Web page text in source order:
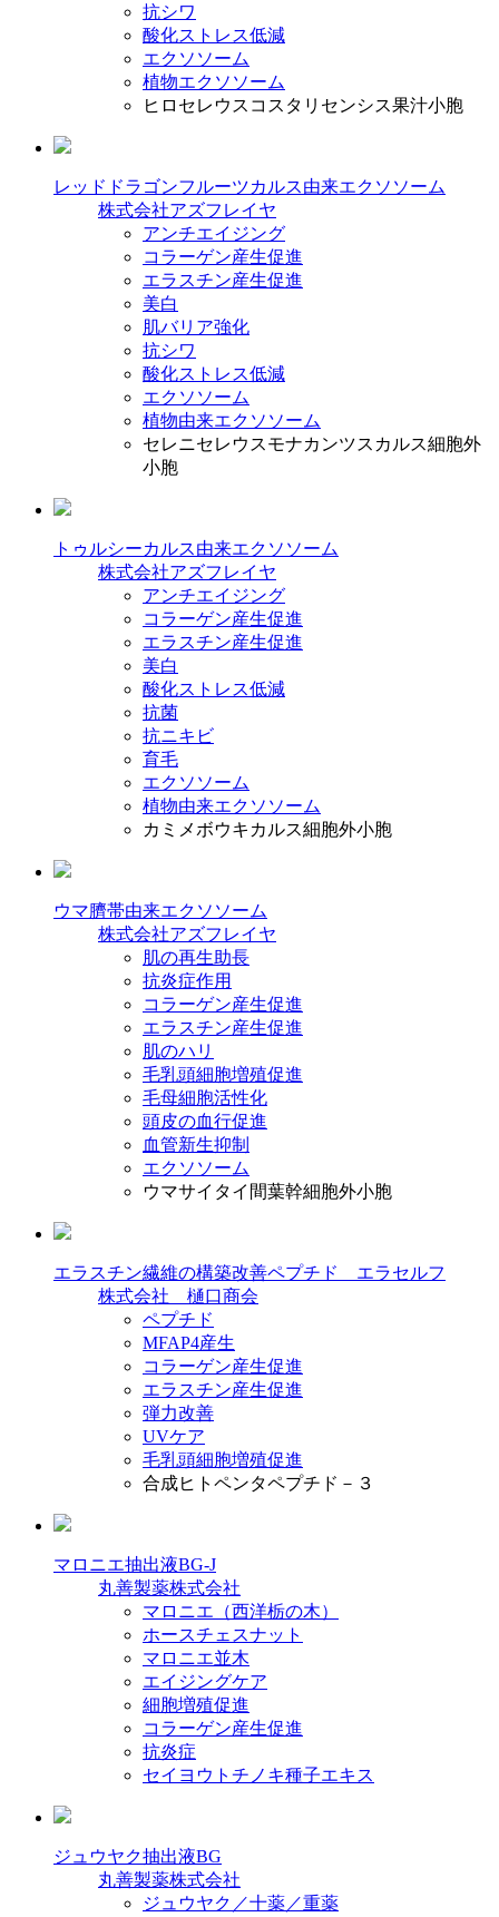
抗シワ
酸化ストレス低減
エクソソーム
植物エクソソーム
ヒロセレウスコスタリセンシス果汁小胞
レッドドラゴンフルーツカルス由来エクソソーム
株式会社アズフレイヤ
アンチエイジング
コラーゲン産生促進
エラスチン産生促進
美白
肌バリア強化
抗シワ
酸化ストレス低減
エクソソーム
植物由来エクソソーム
セレニセレウスモナカンツスカルス細胞外
小胞
トゥルシーカルス由来エクソソーム
株式会社アズフレイヤ
アンチエイジング
コラーゲン産生促進
エラスチン産生促進
美白
酸化ストレス低減
抗菌
抗ニキビ
育毛
エクソソーム
植物由来エクソソーム
カミメボウキカルス細胞外小胞
ウマ臍帯由来エクソソーム
株式会社アズフレイヤ
肌の再生助長
抗炎症作用
コラーゲン産生促進
エラスチン産生促進
肌のハリ
毛乳頭細胞増殖促進
毛母細胞活性化
頭皮の血行促進
血管新生抑制
エクソソーム
ウマサイタイ間葉幹細胞外小胞
エラスチン繊維の構築改善ペプチド エラセルフ
株式会社 樋口商会
ペプチド
MFAP4産生
コラーゲン産生促進
エラスチン産生促進
弾力改善
UVケア
毛乳頭細胞増殖促進
合成ヒトペンタペプチド－３
マロニエ抽出液BG-J
丸善製薬株式会社
マロニエ（西洋栃の木）
ホースチェスナット
マロニエ並木
エイジングケア
細胞増殖促進
コラーゲン産生促進
抗炎症
セイヨウトチノキ種子エキス
ジュウヤク抽出液BG
丸善製薬株式会社
ジュウヤク／十薬／重薬